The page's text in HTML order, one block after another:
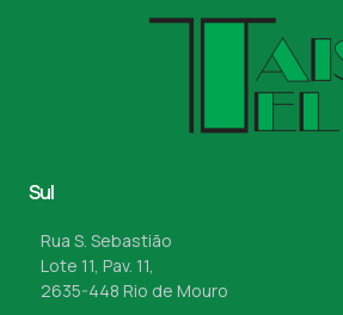
Sul
Rua S. Sebastião
Lote 11, Pav. 11,
2635-448 Rio de Mouro